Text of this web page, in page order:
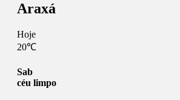
Araxá
Hoje
20℃
Sab
céu limpo